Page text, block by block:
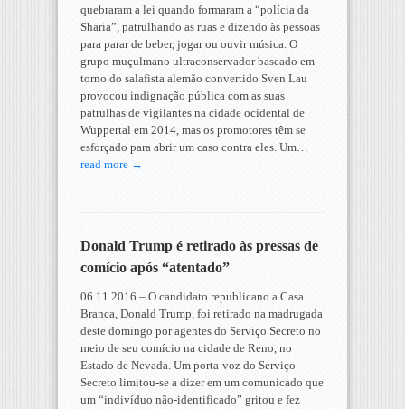
quebraram a lei quando formaram a “polícia da
Sharia”, patrulhando as ruas e dizendo às pessoas
para parar de beber, jogar ou ouvir música. O
grupo muçulmano ultraconservador baseado em
torno do salafista alemão convertido Sven Lau
provocou indignação pública com as suas
patrulhas de vigilantes na cidade ocidental de
Wuppertal em 2014, mas os promotores têm se
esforçado para abrir um caso contra eles. Um…
read more →
Donald Trump é retirado às pressas de
comício após “atentado”
06.11.2016 – O candidato republicano a Casa
Branca, Donald Trump, foi retirado na madrugada
deste domingo por agentes do Serviço Secreto no
meio de seu comício na cidade de Reno, no
Estado de Nevada. Um porta-voz do Serviço
Secreto limitou-se a dizer em um comunicado que
um “indivíduo não-identificado” gritou e fez